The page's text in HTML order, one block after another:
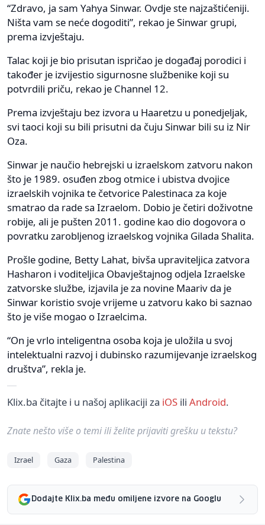
“Zdravo, ja sam Yahya Sinwar. Ovdje ste najzaštićeniji.
Ništa vam se neće dogoditi”, rekao je Sinwar grupi,
prema izvještaju.
Talac koji je bio prisutan ispričao je događaj porodici i
također je izvijestio sigurnosne službenike koji su
potvrdili priču, rekao je Channel 12.
Prema izvještaju bez izvora u Haaretzu u ponedjeljak,
svi taoci koji su bili prisutni da čuju Sinwar bili su iz Nir
Oza.
Sinwar je naučio hebrejski u izraelskom zatvoru nakon
što je 1989. osuđen zbog otmice i ubistva dvojice
izraelskih vojnika te četvorice Palestinaca za koje
smatrao da rade sa Izraelom. Dobio je četiri doživotne
robije, ali je pušten 2011. godine kao dio dogovora o
povratku zarobljenog izraelskog vojnika Gilada Shalita.
Prošle godine, Betty Lahat, bivša upraviteljica zatvora
Hasharon i voditeljica Obavještajnog odjela Izraelske
zatvorske službe, izjavila je za novine Maariv da je
Sinwar koristio svoje vrijeme u zatvoru kako bi saznao
što je više mogao o Izraelcima.
“On je vrlo inteligentna osoba koja je uložila u svoj
intelektualni razvoj i dubinsko razumijevanje izraelskog
društva”, rekla je.
Klix.ba čitajte i u našoj aplikaciji za iOS ili Android.
Znate nešto više o temi ili želite prijaviti grešku u tekstu?
Izrael Gaza Palestina
Dodajte Klix.ba među omiljene izvore na Googlu